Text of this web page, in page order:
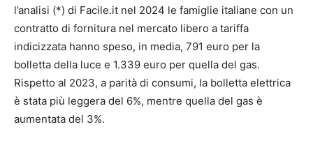
l’analisi (*) di Facile.it nel 2024 le famiglie italiane con un
contratto di fornitura nel mercato libero a tariffa
indicizzata hanno speso, in media, 791 euro per la
bolletta della luce e 1.339 euro per quella del gas.
Rispetto al 2023, a parità di consumi, la bolletta elettrica
è stata più leggera del 6%, mentre quella del gas è
aumentata del 3%.